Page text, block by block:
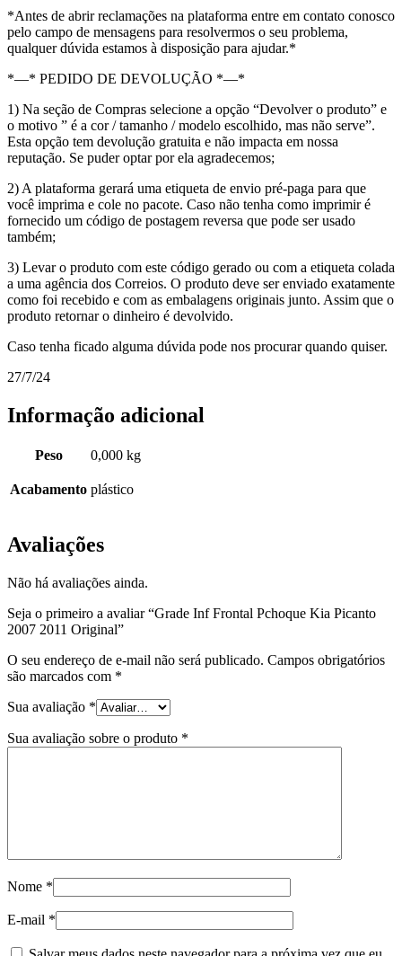
*Antes de abrir reclamações na plataforma entre em contato conosco
pelo campo de mensagens para resolvermos o seu problema,
qualquer dúvida estamos à disposição para ajudar.*
*—* PEDIDO DE DEVOLUÇÃO *—*
1) Na seção de Compras selecione a opção “Devolver o produto” e
o motivo ” é a cor / tamanho / modelo escolhido, mas não serve”.
Esta opção tem devolução gratuita e não impacta em nossa
reputação. Se puder optar por ela agradecemos;
2) A plataforma gerará uma etiqueta de envio pré-paga para que
você imprima e cole no pacote. Caso não tenha como imprimir é
fornecido um código de postagem reversa que pode ser usado
também;
3) Levar o produto com este código gerado ou com a etiqueta colada
a uma agência dos Correios. O produto deve ser enviado exatamente
como foi recebido e com as embalagens originais junto. Assim que o
produto retornar o dinheiro é devolvido.
Caso tenha ficado alguma dúvida pode nos procurar quando quiser.
27/7/24
Informação adicional
Peso 0,000 kg
Acabamento plástico
Avaliações
Não há avaliações ainda.
Seja o primeiro a avaliar “Grade Inf Frontal Pchoque Kia Picanto
2007 2011 Original”
O seu endereço de e-mail não será publicado. Campos obrigatórios
são marcados com *
Sua avaliação *
Sua avaliação sobre o produto *
Nome *
E-mail *